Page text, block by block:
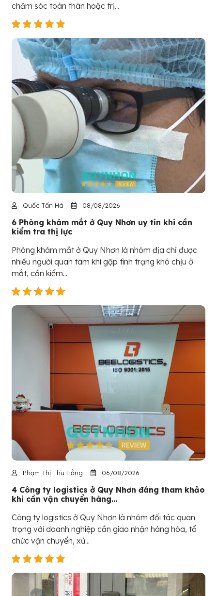
chăm sóc toàn thân hoặc trị...
Quốc Tấn Hà 08/08/2026
6 Phòng khám mắt ở Quy Nhơn uy tín khi cần
kiểm tra thị lực
Phòng khám mắt ở Quy Nhơn là nhóm địa chỉ được
nhiều người quan tâm khi gặp tình trạng khó chịu ở
mắt, cần kiểm...
Phạm Thị Thu Hằng 06/08/2026
4 Công ty logistics ở Quy Nhơn đáng tham khảo
khi cần vận chuyển hàng...
Công ty logistics ở Quy Nhơn là nhóm đối tác quan
trọng với doanh nghiệp cần giao nhận hàng hóa, tổ
chức vận chuyển, xử...